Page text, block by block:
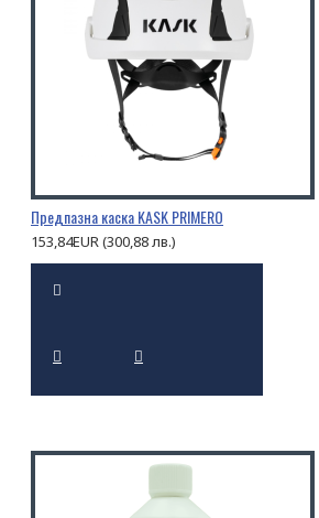
Предпазна каска KASK PRIMERO
153,84EUR (300,88 лв.)